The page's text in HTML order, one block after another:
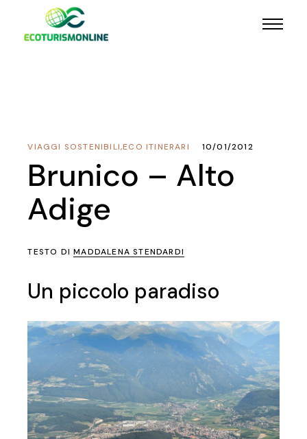
ECO ITINERARI
,
VIAGGI SOSTENIBILI 10/01/2012
Brunico – Alto
Adige
TESTO DIMADDALENA STENDARDI
Un piccolo paradiso